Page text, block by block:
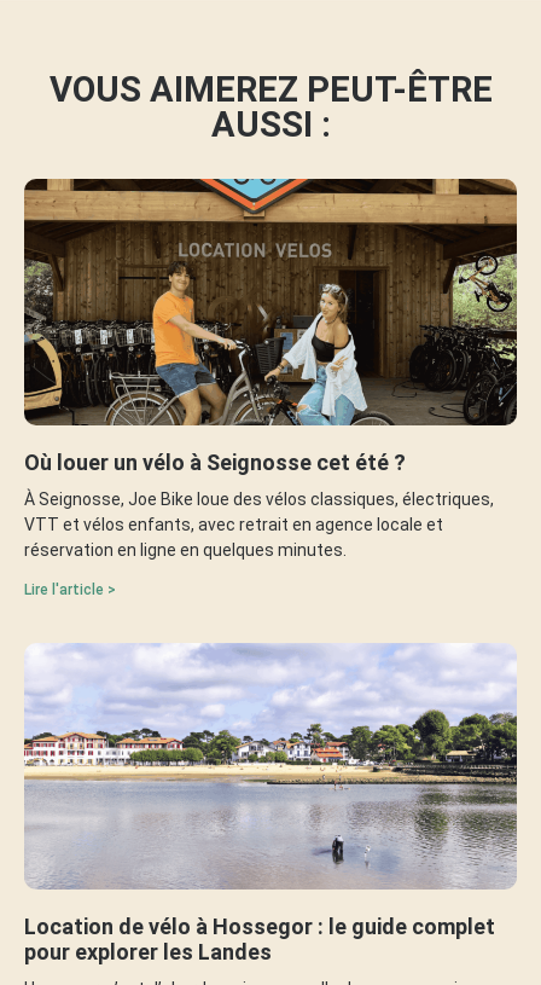
VOUS AIMEREZ PEUT-ÊTRE
AUSSI :
Où louer un vélo à Seignosse cet été ?
À Seignosse, Joe Bike loue des vélos classiques, électriques,
VTT et vélos enfants, avec retrait en agence locale et
réservation en ligne en quelques minutes.
Lire l'article >
Location de vélo à Hossegor : le guide complet
pour explorer les Landes